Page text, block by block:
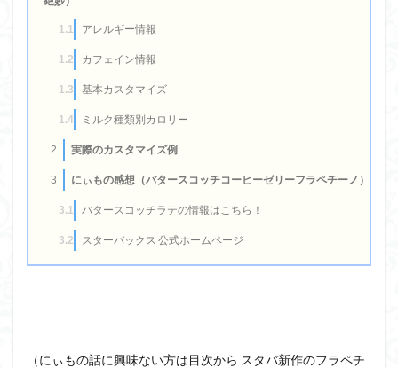
1.1 アレルギー情報
1.2 カフェイン情報
1.3 基本カスタマイズ
1.4 ミルク種類別カロリー
2 実際のカスタマイズ例
3 にぃもの感想（バタースコッチコーヒーゼリーフラペチーノ）
3.1 バタースコッチラテの情報はこちら！
3.2 スターバックス 公式ホームページ
（にぃもの話に興味ない方は目次から スタバ新作のフラペチ